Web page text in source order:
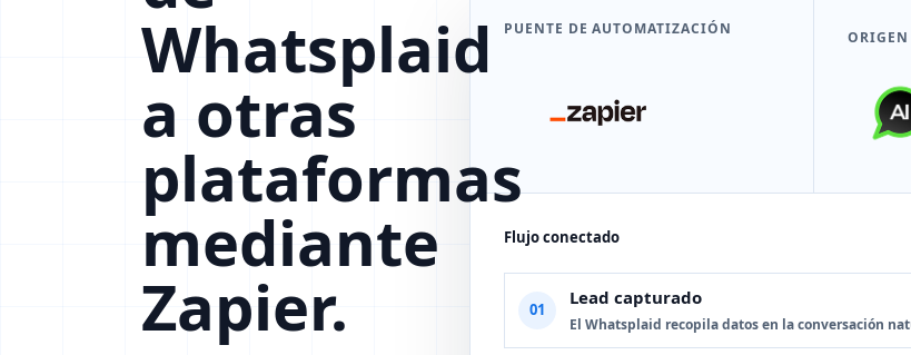
Whatsplaid
a otras
plataformas
mediante
Zapier.
PUENTE DE AUTOMATIZACIÓN ORIGEN
Flujo conectado
01
Lead capturado
El Whatsplaid recopila datos en la conversación